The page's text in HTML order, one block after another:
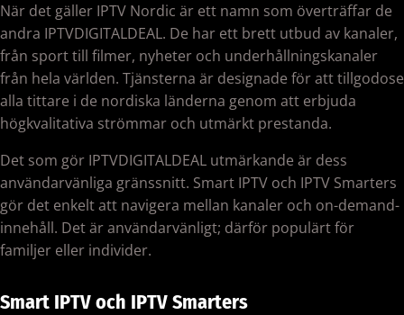
När det gäller IPTV Nordic är ett namn som överträffar de
andra IPTVDIGITALDEAL. De har ett brett utbud av kanaler,
från sport till filmer, nyheter och underhållningskanaler
från hela världen. Tjänsterna är designade för att tillgodose
alla tittare i de nordiska länderna genom att erbjuda
högkvalitativa strömmar och utmärkt prestanda.
Det som gör IPTVDIGITALDEAL utmärkande är dess
användarvänliga gränssnitt. Smart IPTV och IPTV Smarters
gör det enkelt att navigera mellan kanaler och on-demand-
innehåll. Det är användarvänligt; därför populärt för
familjer eller individer.
Smart IPTV och IPTV Smarters